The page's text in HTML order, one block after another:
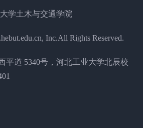
学土木与交通学院
Inc.All Rights Reserved.
平道 5340号，河北工业大学北辰校